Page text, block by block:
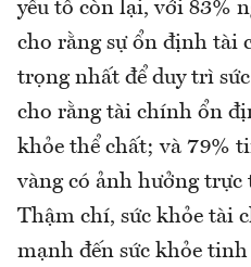
yếu tố còn lại, với 83%
cho rằng sự ổn định tài
trọng nhất để duy trì
cho rằng tài chính ổn
khỏe thể chất; và 79%
vàng có ảnh hưởng trực
Thậm chí, sức khỏe tài
mạnh đến sức khỏe